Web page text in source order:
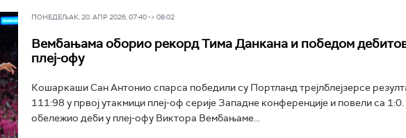
ПОНЕДЕЉАК, 20. АПР 2026, 07:40 -> 08:02
Вембањама оборио рекорд Тима Данкана и победом
плеј-офу
Кошаркаши Сан Антонио спaрса победили су Портланд трејлблејзерсе
111:98 у првој утакмици плеј-оф серије Западне конференције и повели са 1:0.
обележио деби у плеј-офу Виктора Вембањаме...